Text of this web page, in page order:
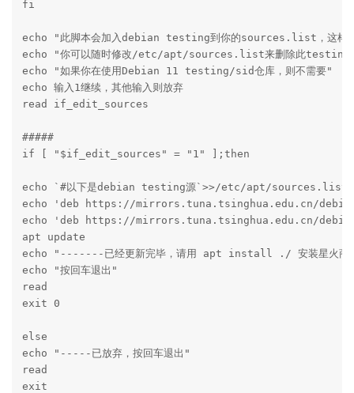
fi
echo "此脚本会加入debian testing到你的sources.list，这样就
echo "你可以随时修改/etc/apt/sources.list来删除此testing
echo "如果你在使用Debian 11 testing/sid仓库，则不需要"
echo 输入1继续，其他输入则放弃
read if_edit_sources
#####
if [ "$if_edit_sources" = "1" ];then
echo `#以下是debian testing源`>>/etc/apt/sources.list
echo 'deb https://mirrors.tuna.tsinghua.edu.cn/
echo 'deb https://mirrors.tuna.tsinghua.edu.cn/
apt update
echo "-------已经更新完毕，请用 apt install ./ 安装星火商
echo "按回车退出"
read
exit 0
else
echo "-----已放弃，按回车退出"
read
exit